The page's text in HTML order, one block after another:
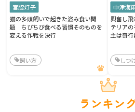
宮脇灯子
猫の多頭飼いで起きた盗み食い問
題 ちびちび食べる習慣そのものを
変える作戦を決行
飼い方
中津海
興奮し
テリア
主は奇行
しつ
ランキン